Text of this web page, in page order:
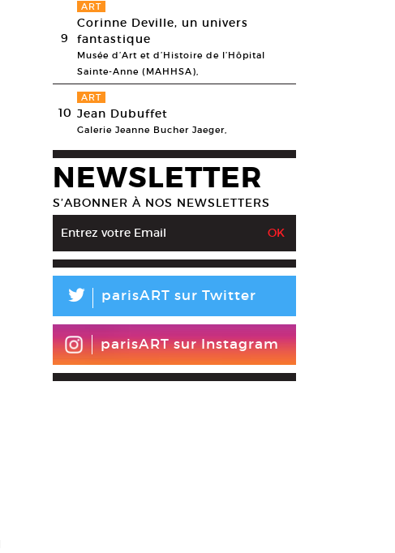
9
ART
Corinne Deville, un univers
fantastique
Musée d’Art et d’Histoire de l’Hôpital
Sainte-Anne (MAHHSA),
10
ART
Jean Dubuffet
Galerie Jeanne Bucher Jaeger,
NEWSLETTER
S’ABONNER À NOS NEWSLETTERS
L parisART sur Twitter
parisART sur Instagram